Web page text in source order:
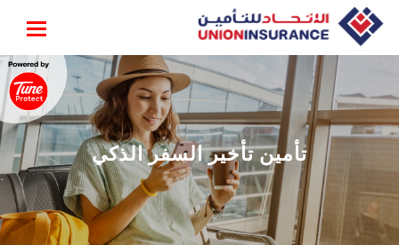
تأمين تأخير السفر الذكي